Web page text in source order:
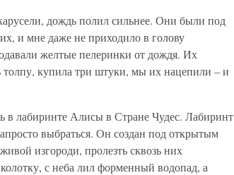
дождь полил сильнее. Они были под
и мне даже не приходило в голову
желтые пелеринки от дождя. Их
толпу, купила три штуки, мы их нацепили – и
в лабиринте Алисы в Стране Чудес. Лабиринт
выбраться. Он создан под открытым
изгороди, пролезть сквозь них
с неба лил форменный водопад, а